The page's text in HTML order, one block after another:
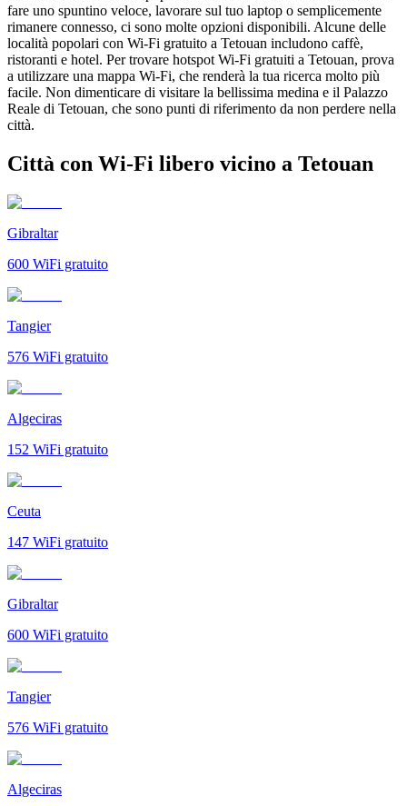
fare uno spuntino veloce, lavorare sul tuo laptop o semplicemente
rimanere connesso, ci sono molte opzioni disponibili. Alcune delle
località popolari con Wi-Fi gratuito a Tetouan includono caffè,
ristoranti e hotel. Per trovare hotspot Wi-Fi gratuiti a Tetouan, prova
a utilizzare una mappa Wi-Fi, che renderà la tua ricerca molto più
facile. Non dimenticare di visitare la bellissima medina e il Palazzo
Reale di Tetouan, che sono punti di riferimento da non perdere nella
città.
Città con Wi-Fi libero vicino a Tetouan
Gibraltar
600 WiFi gratuito
Tangier
576 WiFi gratuito
Algeciras
152 WiFi gratuito
Ceuta
147 WiFi gratuito
Gibraltar
600 WiFi gratuito
Tangier
576 WiFi gratuito
Algeciras